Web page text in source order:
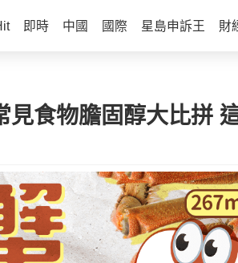
即時 中國 國際 星島申訴王 財
食物膽固醇大比拼